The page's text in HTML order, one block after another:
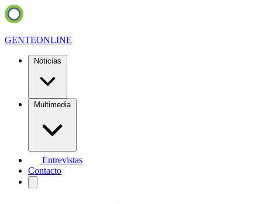
GENTEONLINE
Noticias
Multimedia
Entrevistas
Contacto